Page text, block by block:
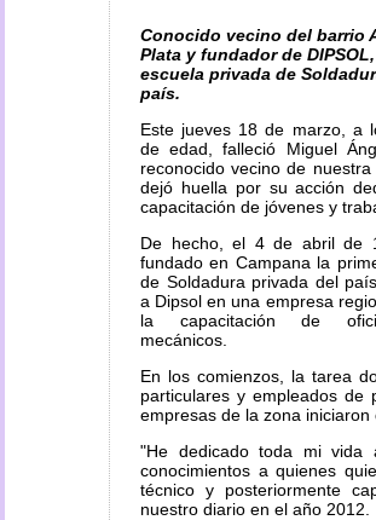
Conocido vecino del barrio
Plata y fundador de
escuela privada de
país.
Este jueves 18 de marzo, a
de edad, falleció Miguel
reconocido vecino de
dejó huella por su acción
capacitación de jóvenes y
De hecho, el 4 de abril de
fundado en Campana la
de Soldadura privada del
a Dipsol en una empresa
la capacitación de
mecánicos.
En los comienzos, la tarea
particulares y empleados de
empresas de la zona iniciaron
"He dedicado toda mi vida
conocimientos a quienes
técnico y posteriormente
nuestro diario en el año 2012.